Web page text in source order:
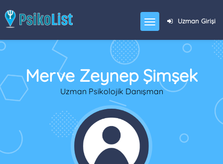
Uzman Girişi
Merve Zeynep Şimşek
Uzman Psikolojik Danışman